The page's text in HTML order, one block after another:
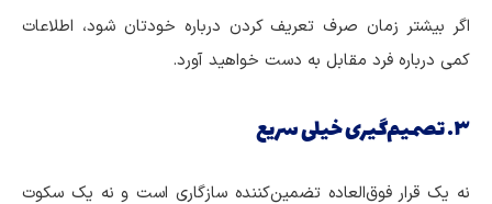
اگر بیشتر زمان صرف تعریف کردن درباره خودتان شود، اطلاعات
کمی درباره فرد مقابل به دست خواهید آورد.
۳. تصمیم‌گیری خیلی سریع
نه یک قرار فوق‌العاده تضمین‌کننده سازگاری است و نه یک سکوت